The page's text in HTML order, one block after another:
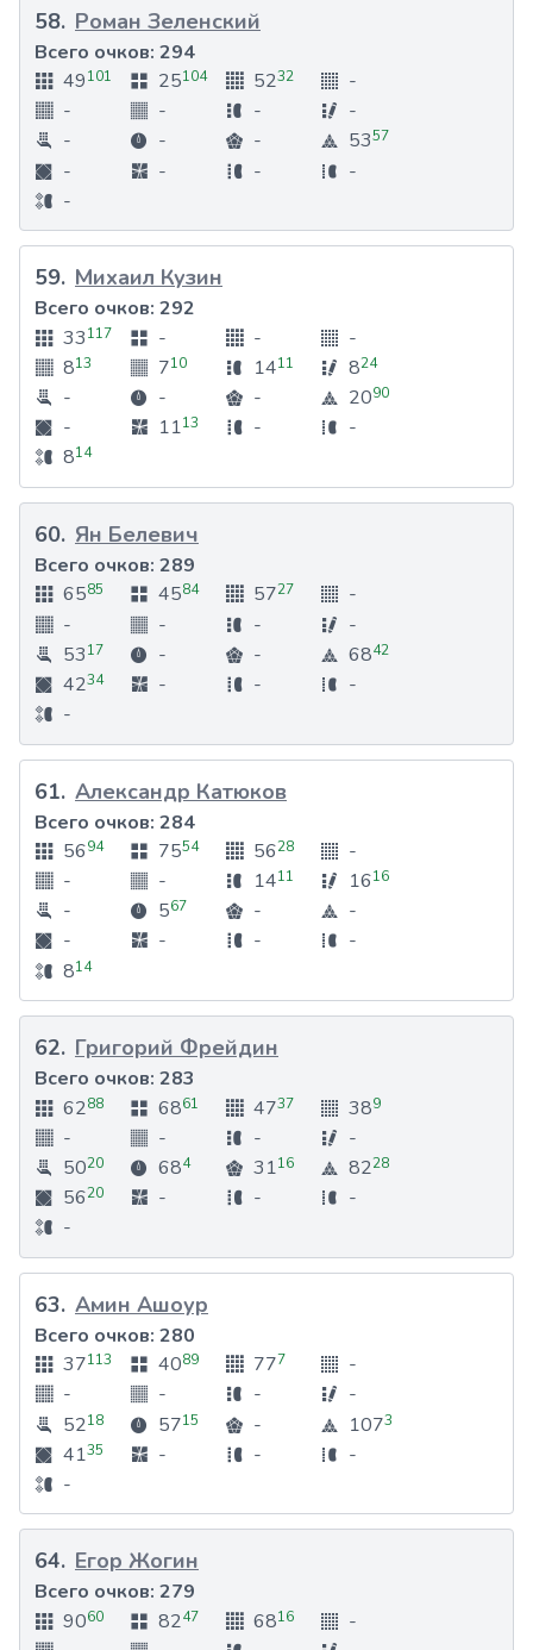
58. Роман Зеленский
Всего очков: 294
49101 25104 5232
-
-
- -
-
-
- - 5357
- - -
-
-
59. Михаил Кузин
Всего очков: 292
33117 - -
-
813 710 1411 824
- - - 2090
- 1113 -
-
814
60. Ян Белевич
Всего очков: 289
6585 4584 5727
-
-
- -
-
5317 - - 6842
4234 - -
-
-
61. Александр Катюков
Всего очков: 284
5694 7554 5628
-
-
- 1411 1616
- 567 -
-
-
- -
-
814
62. Григорий Фрейдин
Всего очков: 283
6288 6861 4737 389
- - -
-
5020 684 3116 8228
5620 - -
-
-
63. Амин Ашоур
Всего очков: 280
37113 4089 777
-
-
- -
-
5218 5715 - 1073
4135 - -
-
-
64. Егор Жогин
Всего очков: 279
9060 8247 6816
-